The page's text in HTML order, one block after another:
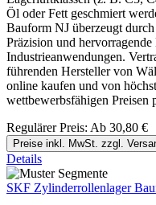
Öl oder Fett geschmiert
Bauform NJ überzeugt
Präzision und
Industrieanwendungen.
führenden Hersteller von
online kaufen und von
wettbewerbsfähigen Preisen
Regulärer Preis: Ab 30,80 €
Preise inkl. MwSt. zzgl.
Details
SKF Zylinderrollenlager